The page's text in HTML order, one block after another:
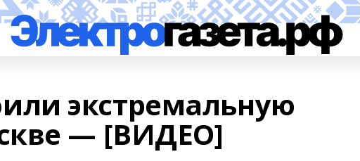
экстремальную
— [ВИДЕО]